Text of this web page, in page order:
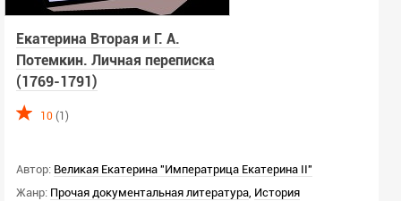
Екатерина Вторая и Г. А.
Потемкин. Личная переписка
(1769-1791)
10 (1)
Автор: Великая Екатерина "Императрица Екатерина II"
Жанр: Прочая документальная литература История